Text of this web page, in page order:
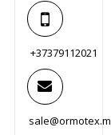
+37379112021